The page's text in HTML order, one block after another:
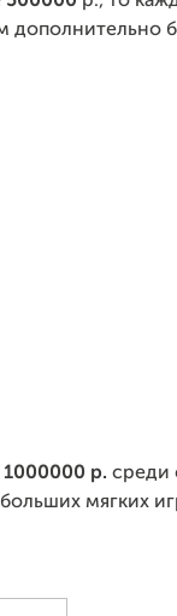
дополнительно
1000000 р. среди
мягких